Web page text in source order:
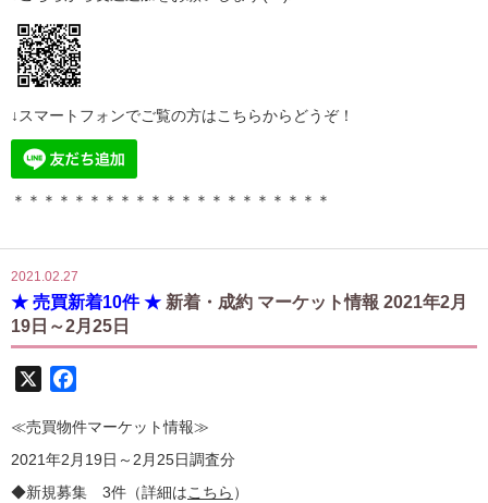
↓スマートフォンでご覧の方はこちらからどうぞ！
＊＊＊＊＊＊＊＊＊＊＊＊＊＊＊＊＊＊＊＊＊
2021.02.27
★ 売買新着10件 ★ 新着・成約 マーケット情報 2021年2月
19日～2月25日
≪売買物件マーケット情報≫
2021年2月19日～2月25日調査分
◆新規募集 3件（詳細はこちら ）